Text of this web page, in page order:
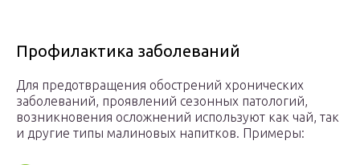
Профилактика заболеваний
Для предотвращения обострений хронических
заболеваний, проявлений сезонных патологий,
возникновения осложнений используют как чай, так
и другие типы малиновых напитков. Примеры: